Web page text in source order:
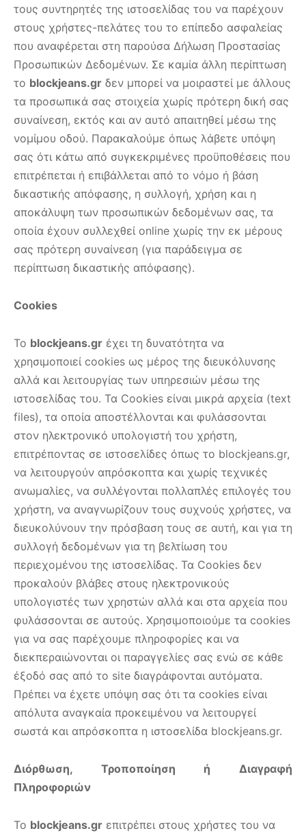
τους συντηρητές της ιστοσελίδας του να παρέχουν
στους χρήστες-πελάτες του το επίπεδο ασφαλείας
που αναφέρεται στη παρούσα Δήλωση Προστασίας
Προσωπικών Δεδομένων. Σε καμία άλλη περίπτωση
το blockjeans.gr δεν μπορεί να μοιραστεί με άλλους
τα προσωπικά σας στοιχεία χωρίς πρότερη δική σας
συναίνεση, εκτός και αν αυτό απαιτηθεί μέσω της
νομίμου οδού. Παρακαλούμε όπως λάβετε υπόψη
σας ότι κάτω από συγκεκριμένες προϋποθέσεις που
επιτρέπεται ή επιβάλλεται από το νόμο ή βάση
δικαστικής απόφασης, η συλλογή, χρήση και η
αποκάλυψη των προσωπικών δεδομένων σας, τα
οποία έχουν συλλεχθεί online χωρίς την εκ μέρους
σας πρότερη συναίνεση (για παράδειγμα σε
περίπτωση δικαστικής απόφασης).
Cookies
Το blockjeans.gr έχει τη δυνατότητα να
χρησιμοποιεί cookies ως μέρος της διευκόλυνσης
αλλά και λειτουργίας των υπηρεσιών μέσω της
ιστοσελίδας του. Τα Cookies είναι μικρά αρχεία (text
files), τα οποία απoστέλλονται και φυλάσσονται
στον ηλεκτρονικό υπολογιστή του χρήστη,
επιτρέποντας σε ιστοσελίδες όπως το blockjeans.gr,
να λειτουργούν απρόσκοπτα και χωρίς τεχνικές
ανωμαλίες, να συλλέγονται πολλαπλές επιλογές του
χρήστη, να αναγνωρίζουν τους συχνούς χρήστες, να
διευκολύνουν την πρόσβαση τους σε αυτή, και για τη
συλλογή δεδομένων για τη βελτίωση του
περιεχομένου της ιστοσελίδας. Τα Cookies δεν
προκαλούν βλάβες στους ηλεκτρονικούς
υπολογιστές των χρηστών αλλά και στα αρχεία που
φυλάσσονται σε αυτούς. Χρησιμοποιούμε τα cookies
για να σας παρέχουμε πληροφορίες και να
διεκπεραιώνονται οι παραγγελίες σας ενώ σε κάθε
έξοδό σας από το site διαγράφονται αυτόματα.
Πρέπει να έχετε υπόψη σας ότι τα cookies είναι
απόλυτα αναγκαία προκειμένου να λειτουργεί
σωστά και απρόσκοπτα η ιστοσελίδα blockjeans.gr.
Διόρθωση, Τροποποίηση ή Διαγραφή
Πληροφοριών
Το blockjeans.gr επιτρέπει στους χρήστες του να